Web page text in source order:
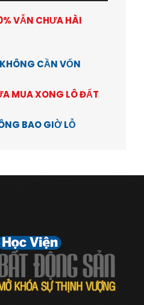
VẪN CHƯA HÀI
CẦN VỐN
MUA XONG LÔ ĐẤT
BAO GIỜ LỖ